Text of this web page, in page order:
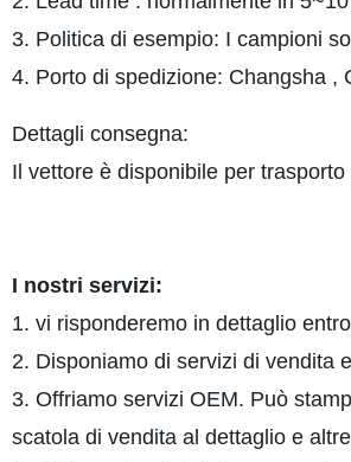
3. Politica di esempio: I campioni
4. Porto di spedizione: Changsha ,
Dettagli
Il vettore è disponibile per
I
1. vi risponderemo in dettaglio
2. Disponiamo di servizi di vendita
3. Offriamo servizi OEM. Può
scatola di vendita al dettaglio e